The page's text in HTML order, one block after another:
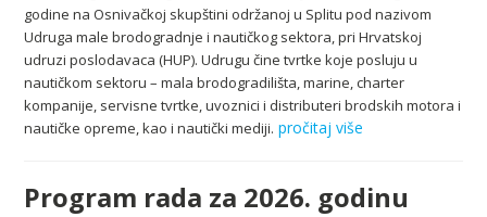
godine na Osnivačkoj skupštini održanoj u Splitu pod nazivom
Udruga male brodogradnje i nautičkog sektora, pri Hrvatskoj
udruzi poslodavaca (HUP). Udrugu čine tvrtke koje posluju u
nautičkom sektoru – mala brodogradilišta, marine, charter
kompanije, servisne tvrtke, uvoznici i distributeri brodskih motora i
nautičke opreme, kao i nautički mediji. pročitaj više
Program rada za 2026. godinu